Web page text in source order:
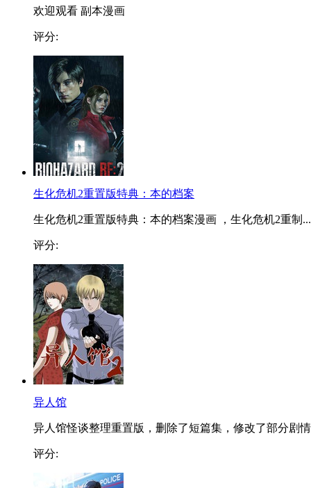
欢迎观看 副本漫画
评分:
生化危机2重置版特典：本的档案
生化危机2重置版特典：本的档案漫画 ，生化危机2重制...
评分:
异人馆
异人馆怪谈整理重置版，删除了短篇集，修改了部分剧
评分: